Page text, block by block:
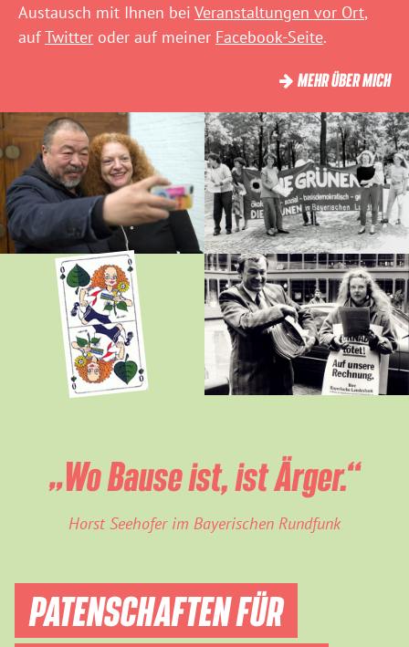
Austausch mit Ihnen bei Veranstaltungen vor Ort,
aufTwitter oder auf meiner Facebook-Seite.
MEHR ÜBER MICH
„Wo Bause ist, ist Ärger.“
Horst Seehofer im Bayerischen Rundfunk
PATENSCHAFTEN FÜR